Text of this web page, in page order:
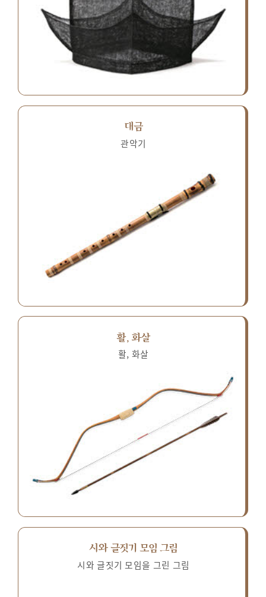
대금
관악기
활, 화살
활, 화살
시와 글짓기 모임 그림
시와 글짓기 모임을 그린 그림